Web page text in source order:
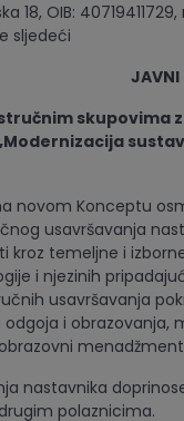
18, OIB:
sljedeći
skupovima
novom Konceptu
usavršavanja
kroz temeljne i
i njezinih
usavršavanja
i
nastavnika
polaznicima.